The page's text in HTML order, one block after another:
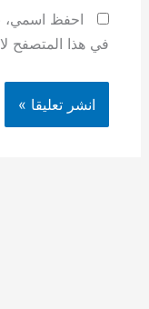
احفظ اسمي،
في هذا المتصفح